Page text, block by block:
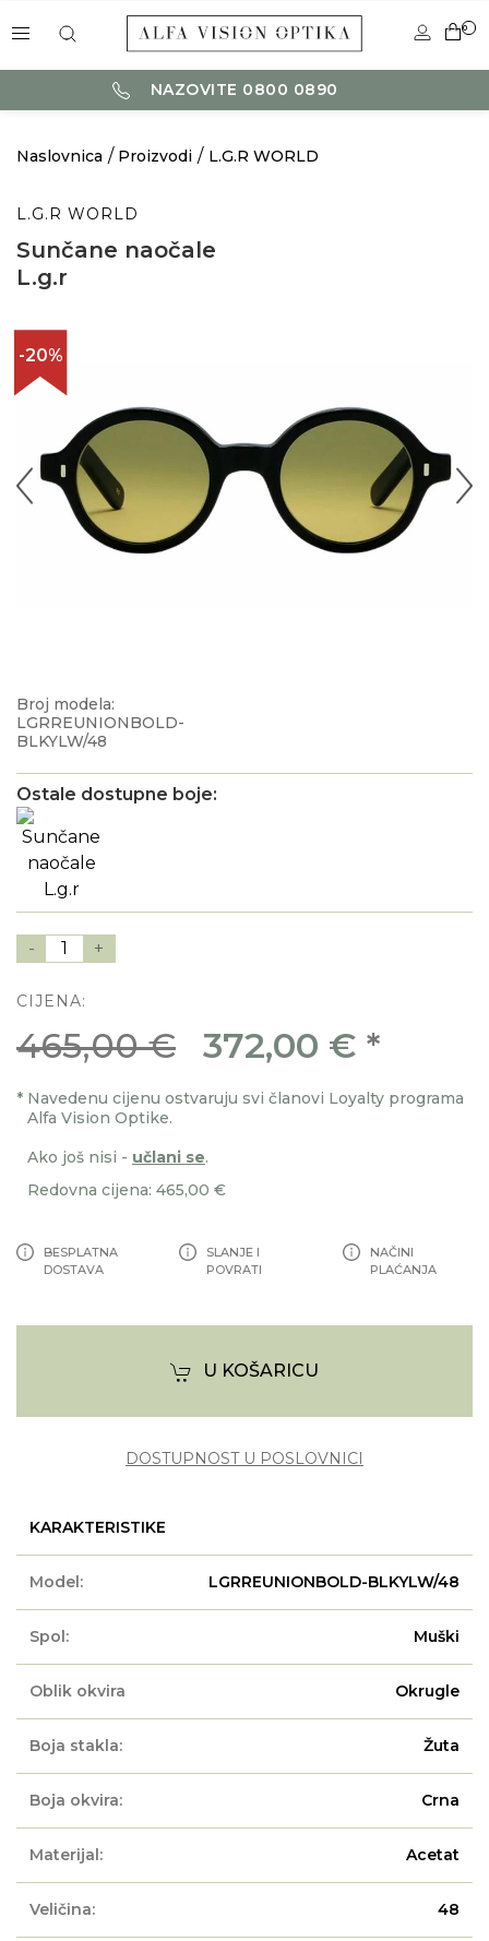
0
NAZOVITE 0800 0890
Naslovnica Proizvodi L.G.R WORLD
L.G.R WORLD
Sunčane naočale
L.g.r
-20%
Broj modela:
LGRREUNIONBOLD-
BLKYLW/48
Ostale dostupne boje:
- 1 +
CIJENA:
465,00 € 372,00 € *
* Navedenu cijenu ostvaruju svi članovi Loyalty programa
Alfa Vision Optike.
Ako još nisi - učlani se.
Redovna cijena: 465,00 €
BESPLATNA
DOSTAVA
SLANJE I
POVRATI
NAČINI
PLAĆANJA
U KOŠARICU
DOSTUPNOST U POSLOVNICI
KARAKTERISTIKE
Model: LGRREUNIONBOLD-BLKYLW/48
Spol: Muški
Oblik okvira Okrugle
Boja stakla: Žuta
Boja okvira: Crna
Materijal: Acetat
Veličina: 48